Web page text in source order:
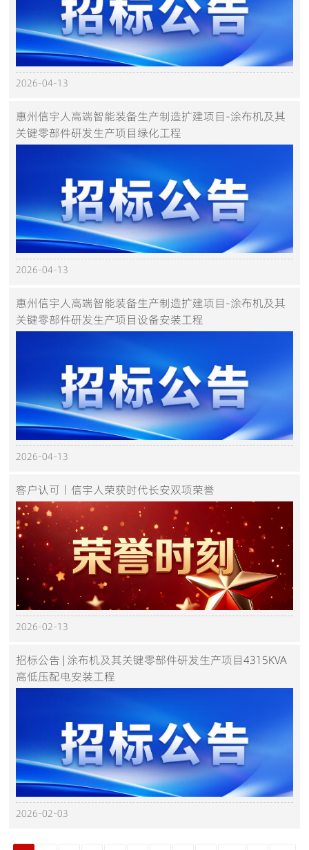
2026-04-13
惠州信宇人高端智能装备生产制造扩建项目-涂布机及其
关键零部件研发生产项目绿化工程
2026-04-13
惠州信宇人高端智能装备生产制造扩建项目-涂布机及其
关键零部件研发生产项目设备安装工程
2026-04-13
客户认可丨信宇人荣获时代长安双项荣誉
2026-02-13
招标公告 | 涂布机及其关键零部件研发生产项目4315KVA
高低压配电安装工程
2026-02-03